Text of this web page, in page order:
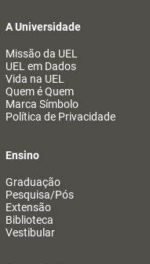
A Universidade
Missão da UEL
UEL em Dados
Vida na UEL
Quem é Quem
Marca Símbolo
Política de Privacidade
Ensino
Graduação
Pesquisa/Pós
Extensão
Biblioteca
Vestibular